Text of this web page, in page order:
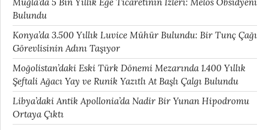
Bulundu
Konya’da 3.500 Yıllık Luvice Mühür Bulundu: Bir Tunç Çağı
Görevlisinin Adını Taşıyor
Moğolistan’daki Eski Türk Dönemi Mezarında 1.400 Yıllık
Şeftali Ağacı Yay ve Runik Yazıtlı At Başlı Çalgı Bulundu
Libya’daki Antik Apollonia’da Nadir Bir Yunan Hipodromu
Ortaya Çıktı